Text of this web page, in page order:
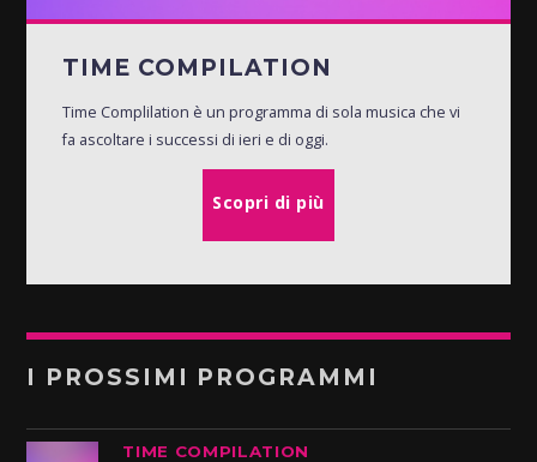
TIME COMPILATION
Time Complilation è un programma di sola musica che vi
fa ascoltare i successi di ieri e di oggi.
Scopri di più
I PROSSIMI PROGRAMMI
TIME COMPILATION